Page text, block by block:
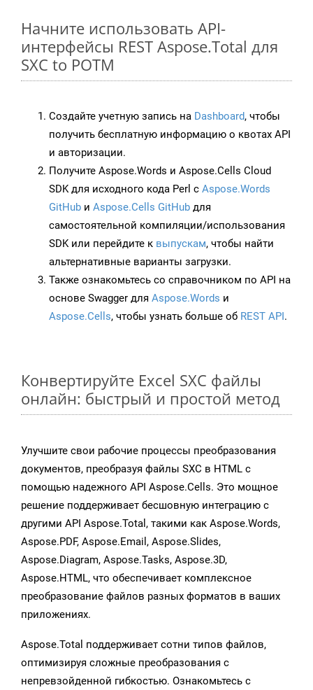
Начните использовать API-
интерфейсы REST Aspose.Total для
SXC to POTM
Создайте учетную запись на Dashboard, чтобы
получить бесплатную информацию о квотах API
и авторизации.
Получите Aspose.Words и Aspose.Cells Cloud
SDK для исходного кода Perl с Aspose.Words
GitHub и Aspose.Cells GitHub для
самостоятельной компиляции/использования
SDK или перейдите к выпускам, чтобы найти
альтернативные варианты загрузки.
Также ознакомьтесь со справочником по API на
основе Swagger для Aspose.Words и
Aspose.Cells, чтобы узнать больше об REST API.
Конвертируйте Excel SXC файлы
онлайн: быстрый и простой метод
Улучшите свои рабочие процессы преобразования
документов, преобразуя файлы SXC в HTML с
помощью надежного API Aspose.Cells. Это мощное
решение поддерживает бесшовную интеграцию с
другими API Aspose.Total, такими как Aspose.Words,
Aspose.PDF, Aspose.Email, Aspose.Slides,
Aspose.Diagram, Aspose.Tasks, Aspose.3D,
Aspose.HTML, что обеспечивает комплексное
преобразование файлов разных форматов в ваших
приложениях.
Aspose.Total поддерживает сотни типов файлов,
оптимизируя сложные преобразования с
непревзойденной гибкостью. Ознакомьтесь с